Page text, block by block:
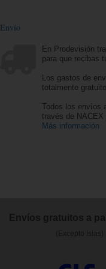
Envío
En Prodevisión
para que recibas
Los gastos de
totalmente
Todos los envíos
través de NACEX
Más información
Envíos gratuitos a
(Excepto Islas)